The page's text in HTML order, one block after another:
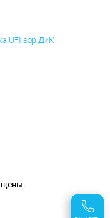
UFI аэр ДиК